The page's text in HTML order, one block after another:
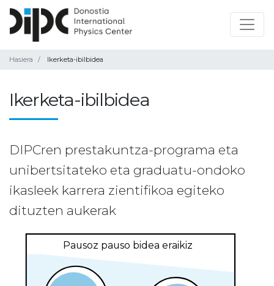
Hasiera Ikerketa-ibilbidea
Ikerketa-ibilbidea
DIPCren prestakuntza-programa eta
unibertsitateko eta graduatu-ondoko
ikasleek karrera zientifikoa egiteko
dituzten aukerak
Pausoz pauso bidea eraikiz